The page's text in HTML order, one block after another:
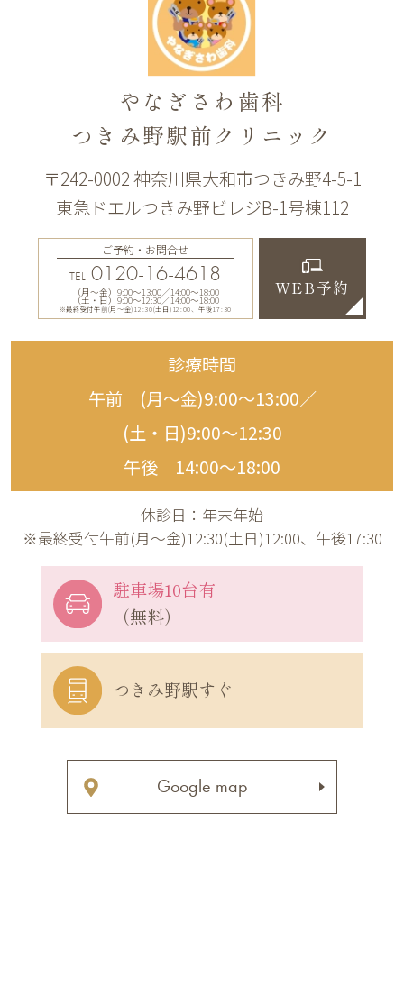
やなぎさわ歯科
つきみ野駅前クリニック
〒242-0002 神奈川県大和市つきみ野4-5-1
東急ドエルつきみ野ビレジB-1号棟112
ご予約・お問合せ
TEL 0120-16-4618
（月〜金）9:00〜13:00／14:00〜18:00
（土・日）9:00〜12:30／14:00〜18:00
※最終受付午前(月～金)12:30(土日)12:00、午後17:30
WEB予約
診療時間
午前 (月〜金)9:00〜13:00／
(土・日)9:00〜12:30
午後 14:00〜18:00
休診日：年末年始
※最終受付午前(月～金)12:30(土日)12:00、午後17:30
駐車場10台有
（無料）
つきみ野駅すぐ
Google map